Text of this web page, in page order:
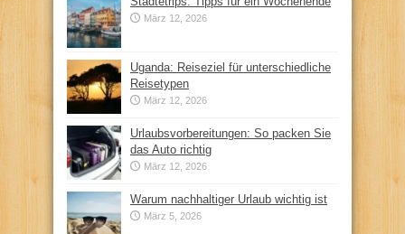
März 12, 2026
Uganda: Reiseziel für unterschiedliche
Reisetypen
März 12, 2026
Urlaubsvorbereitungen: So packen Sie
das Auto richtig
März 12, 2026
Warum nachhaltiger Urlaub wichtig ist
März 5, 2026